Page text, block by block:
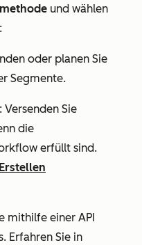
und wählen
oder planen Sie
Segmente.
: Versenden Sie
die
erfüllt sind.
mithilfe einer API
Erfahren Sie in